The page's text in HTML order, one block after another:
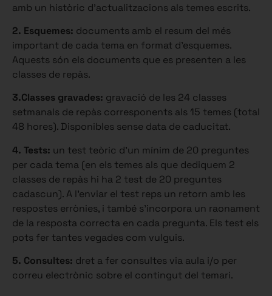
amb un històric d’actualitzacions als temes escrits.
2. Esquemes: documents amb el resum del més
important de cada tema en format d’esquemes.
Aquests són els documents que es presenten a les
classes de repàs.
3.Classes gravades: gravació de les 24 classes
setmanals de repàs corresponents als 15 temes (total
48 hores). Disponibles sense data de caducitat.
4. Tests: un test teòric d’un mínim de 20 preguntes
per cada tema (en els temes als que dediquem 2
classes de repàs hi ha 2 test de 20 preguntes
cadascun). A l’enviar el test reps un retorn amb les
respostes errònies, i també s’incorpora un raonament
de la resposta correcta en cada pregunta. Els test els
pots fer tantes vegades com vulguis.
5. Consultes: dret a fer consultes via aula i/o per
correu electrònic sobre el contingut del temari.